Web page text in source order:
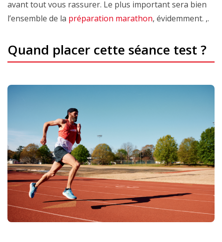
avant tout vous rassurer. Le plus important sera bien
l’ensemble de la préparation marathon, évidemment. ,.
Quand placer cette séance test ?